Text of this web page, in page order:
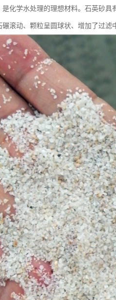
化学水处理的理想材料。石英砂
滚动、颗粒呈圆球状、增加了过滤